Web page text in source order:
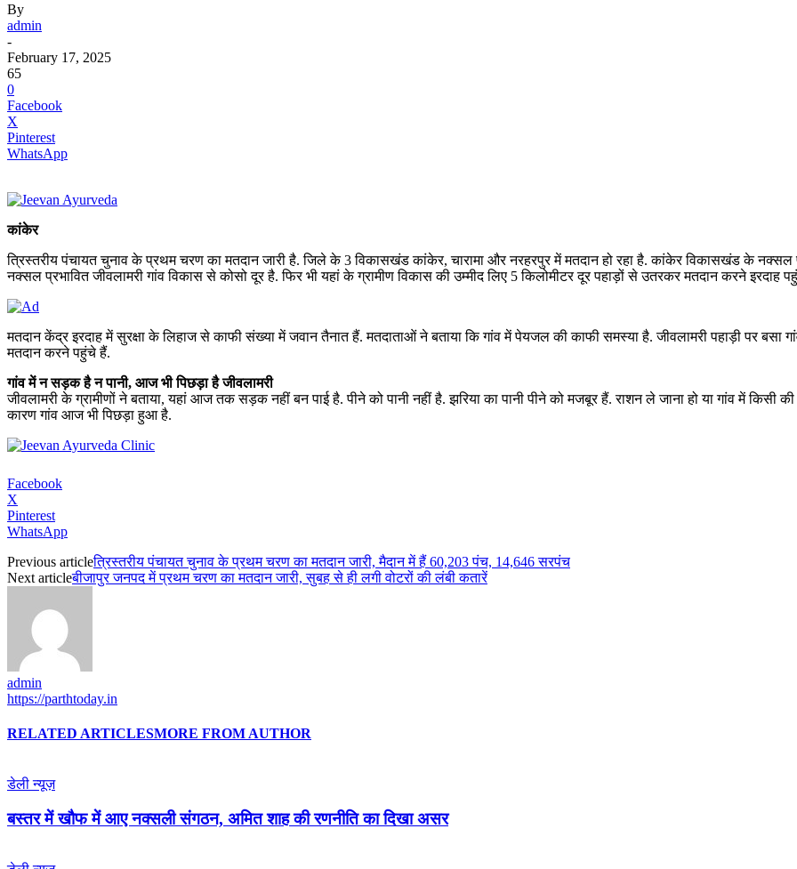
By
admin
-
February 17, 2025
65
0
Facebook
X
Pinterest
WhatsApp
कांकेर
त्रिस्तरीय पंचायत चुनाव के प्रथम चरण का मतदान जारी है. जिले के 3 विकासखंड कांकेर, चारामा और नरहरपुर में मतदान हो रहा है. कांकेर विकासखंड के नक्सल
नक्सल प्रभावित जीवलामरी गांव विकास से कोसो दूर है. फिर भी यहां के ग्रामीण विकास की उम्मीद लिए 5 किलोमीटर दूर पहाड़ों से उतरकर मतदान करने इरदाह
मतदान केंद्र इरदाह में सुरक्षा के लिहाज से काफी संख्या में जवान तैनात हैं. मतदाताओं ने बताया कि गांव में पेयजल की काफी समस्या है. जीवलामरी पहाड़ी पर बसा
मतदान करने पहुंचे हैं.
गांव में न सड़क है न पानी, आज भी पिछड़ा है जीवलामरी
जीवलामरी के ग्रामीणों ने बताया, यहां आज तक सड़क नहीं बन पाई है. पीने को पानी नहीं है. झरिया का पानी पीने को मजबूर हैं. राशन ले जाना हो या गांव में किसी
कारण गांव आज भी पिछड़ा हुआ है.
Facebook
X
Pinterest
WhatsApp
Previous articleत्रिस्तरीय पंचायत चुनाव के प्रथम चरण का मतदान जारी, मैदान में हैं 60,203 पंच, 14,646 सरपंच
Next articleबीजापुर जनपद में प्रथम चरण का मतदान जारी, सुबह से ही लगी वोटरों की लंबी कतारें
admin
https://parthtoday.in
RELATED ARTICLESMORE FROM AUTHOR
डेली न्यूज़
बस्तर में खौफ में आए नक्सली संगठन, अमित शाह की रणनीति का दिखा असर